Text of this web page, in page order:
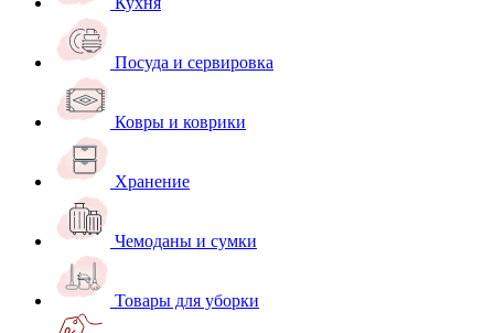
Посуда и сервировка
Ковры и коврики
Хранение
Чемоданы и сумки
Товары для уборки